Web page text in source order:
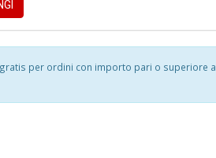
per ordini con importo pari o superiore a